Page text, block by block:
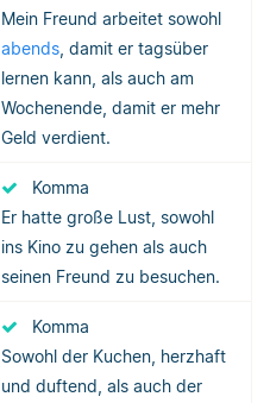
Mein Freund arbeitet sowohl
abends , damit er tagsüber
lernen kann, als auch am
Wochenende, damit er mehr
Geld verdient.
Komma
Er hatte große Lust, sowohl
ins Kino zu gehen als auch
seinen Freund zu besuchen.
Komma
Sowohl der Kuchen, herzhaft
und duftend, als auch der